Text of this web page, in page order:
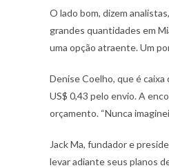
O lado bom, dizem
grandes quantidades em
uma opção atraente. Um
Denise Coelho, que é
US$ 0,43 pelo envio. A
orçamento. “Nunca
Jack Ma, fundador e
levar adiante seus planos